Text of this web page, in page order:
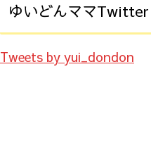
ゆいどんママTwitter
Tweets by yui_dondon